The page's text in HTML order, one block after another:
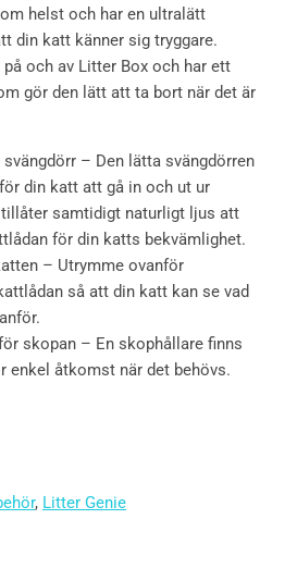
helst och har en ultralätt
din katt känner sig tryggare.
och av Litter Box och har ett
gör den lätt att ta bort när det är
svängdörr – Den lätta svängdörren
din katt att gå in och ut ur
tillåter samtidigt naturligt ljus att
för din katts bekvämlighet.
– Utrymme ovanför
så att din katt kan se vad
skopan – En skophållare finns
enkel åtkomst när det behövs.
, Litter Genie